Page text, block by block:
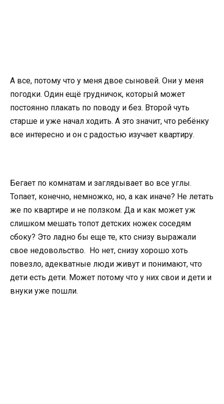
А все, потому что у меня двое сыновей. Они у меня
погодки. Один ещё грудничок, который может
постоянно плакать по поводу и без. Второй чуть
старше и уже начал ходить. А это значит, что ребёнку
все интересно и он с радостью изучает квартиру.
Бегает по комнатам и заглядывает во все углы.
Топает, конечно, немножко, но, а как иначе? Не летать
же по квартире и не ползком. Да и как может уж
слишком мешать топот детских ножек соседям
сбоку? Это ладно бы еще те, кто снизу выражали
свое недовольство. Но нет, снизу хорошо хоть
повезло, адекватные люди живут и понимают, что
дети есть дети. Может потому что у них свои и дети и
внуки уже пошли.